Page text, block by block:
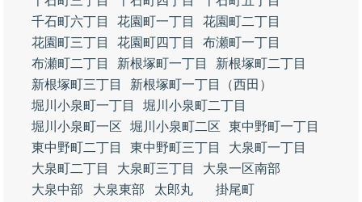
千石町六丁目
花園町一丁目
花園町二丁目
花園町三丁目
花園町四丁目
布瀬町一丁目
布瀬町二丁目
新根塚町一丁目
新根塚町二丁目
新根塚町三丁目
新根塚町一丁目（西田）
堀川小泉町一丁目
堀川小泉町二丁目
堀川小泉町一区
堀川小泉町二区
東中野町一丁目
東中野町二丁目
東中野町三丁目
大泉町一丁目
大泉町二丁目
大泉町三丁目
大泉一区南部
大泉中部
大泉東部 太郎丸
掛尾町